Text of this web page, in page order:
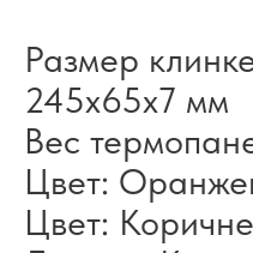
Размер
245х65х7 мм
Вес
Цвет:
Цвет: